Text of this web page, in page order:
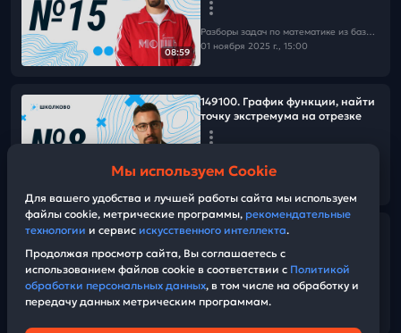
08:59
Разборы задач по математике из базы Школково
01 ноября 2025 г., 15:00
149100. График функции, найти
точку экстремума на отрезке
01 ноября 2025 г., 15:00
02:51
137508. Найти объем
01 ноября 2025 г., 15:00
Мы используем Cookie
Для вашего удобства и лучшей работы сайта мы используем
файлы cookie, метрические программы, рекомендательные
технологии и сервис искусственного интеллекта.
Продолжая просмотр сайта, Вы соглашаетесь с
использованием файлов cookie в соответствии с Политикой
обработки персональных данных, в том числе на обработку и
передачу данных метрическим программам.